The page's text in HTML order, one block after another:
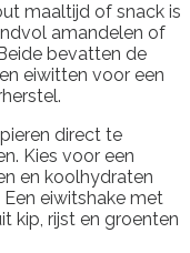
maaltijd of snack is
amandelen of
bevatten de
eiwitten voor een
direct te
Kies voor een
en koolhydraten
eiwitshake met
kip, rijst en groenten